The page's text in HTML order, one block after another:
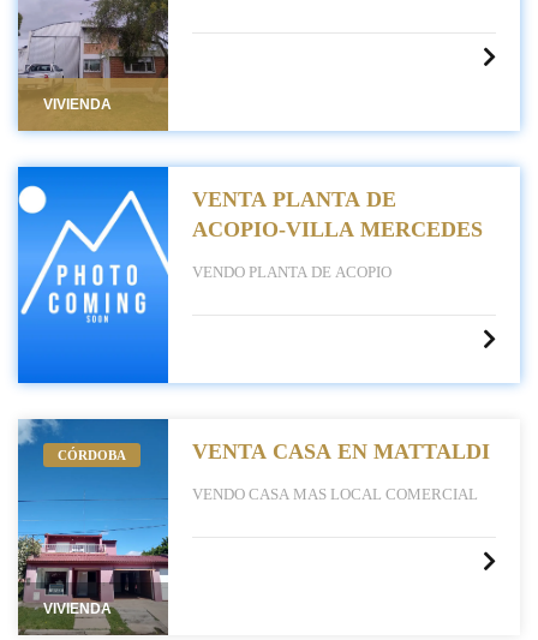
VIVIENDA
VENTA PLANTA DE
ACOPIO-VILLA MERCEDES
VENDO PLANTA DE ACOPIO
CÓRDOBA
VIVIENDA
VENTA CASA EN MATTALDI
VENDO CASA MAS LOCAL COMERCIAL